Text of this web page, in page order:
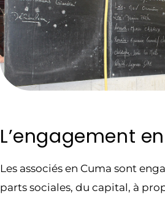
L’engagement
Les associés en Cuma sont
parts sociales, du capital, à